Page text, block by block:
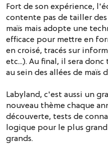
Fort de son expérience,
contente pas de tailler
maïs mais adopte une
efficace pour mettre en
en croisé, tracés sur
etc...). Au final, il sera
au sein des allées de maïs
Labyland, c'est aussi un
nouveau thème chaque
découverte, tests de
logique pour le plus
grands.